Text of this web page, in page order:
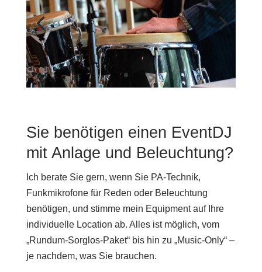
Sie benötigen einen EventDJ
mit Anlage und Beleuchtung?
Ich berate Sie gern, wenn Sie PA-Technik,
Funkmikrofone für Reden oder Beleuchtung
benötigen, und stimme mein Equipment auf Ihre
individuelle Location ab. Alles ist möglich, vom
„Rundum-Sorglos-Paket“ bis hin zu „Music-Only“ –
je nachdem, was Sie brauchen.